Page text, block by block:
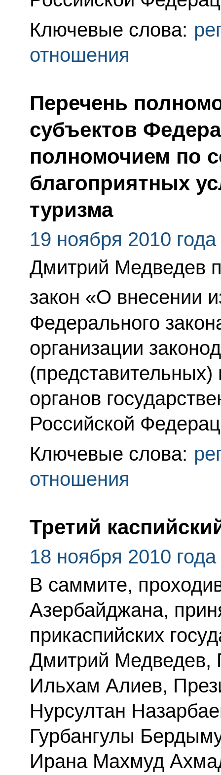
Ключевые слова:
отношения
Перечень
субъектов
полномочием по
благоприятных
туризма
19 ноября 2010 года
Дмитрий Медведев
закон «О внесении
Федерального
организации
органов
Российской
Ключевые слова:
отношения
Третий
18 ноября 2010 года
В саммите,
Азербайджана,
прикаспийских
Дмитрий Медведев,
Ильхам Алиев,
Нурсултан
Гурбангулы
Ирана Махмуд